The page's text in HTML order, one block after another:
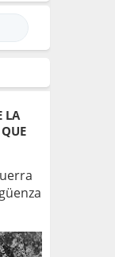
LA